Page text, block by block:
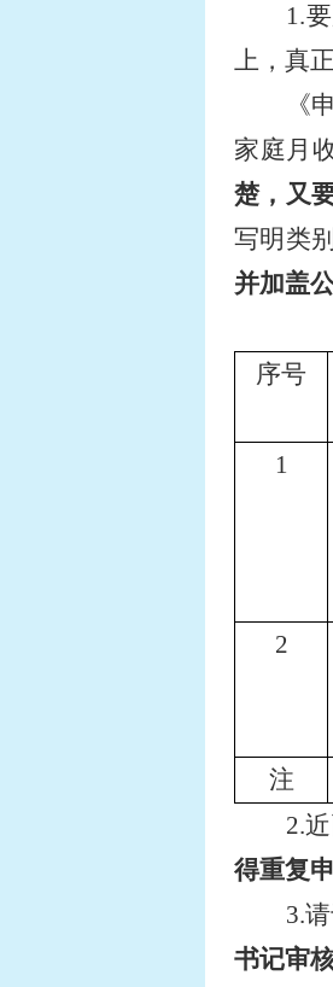
1.
上，真
《
家庭月
楚，又
写明类
并加盖
序号
1
2
注
2.
得重复
3.
书记审